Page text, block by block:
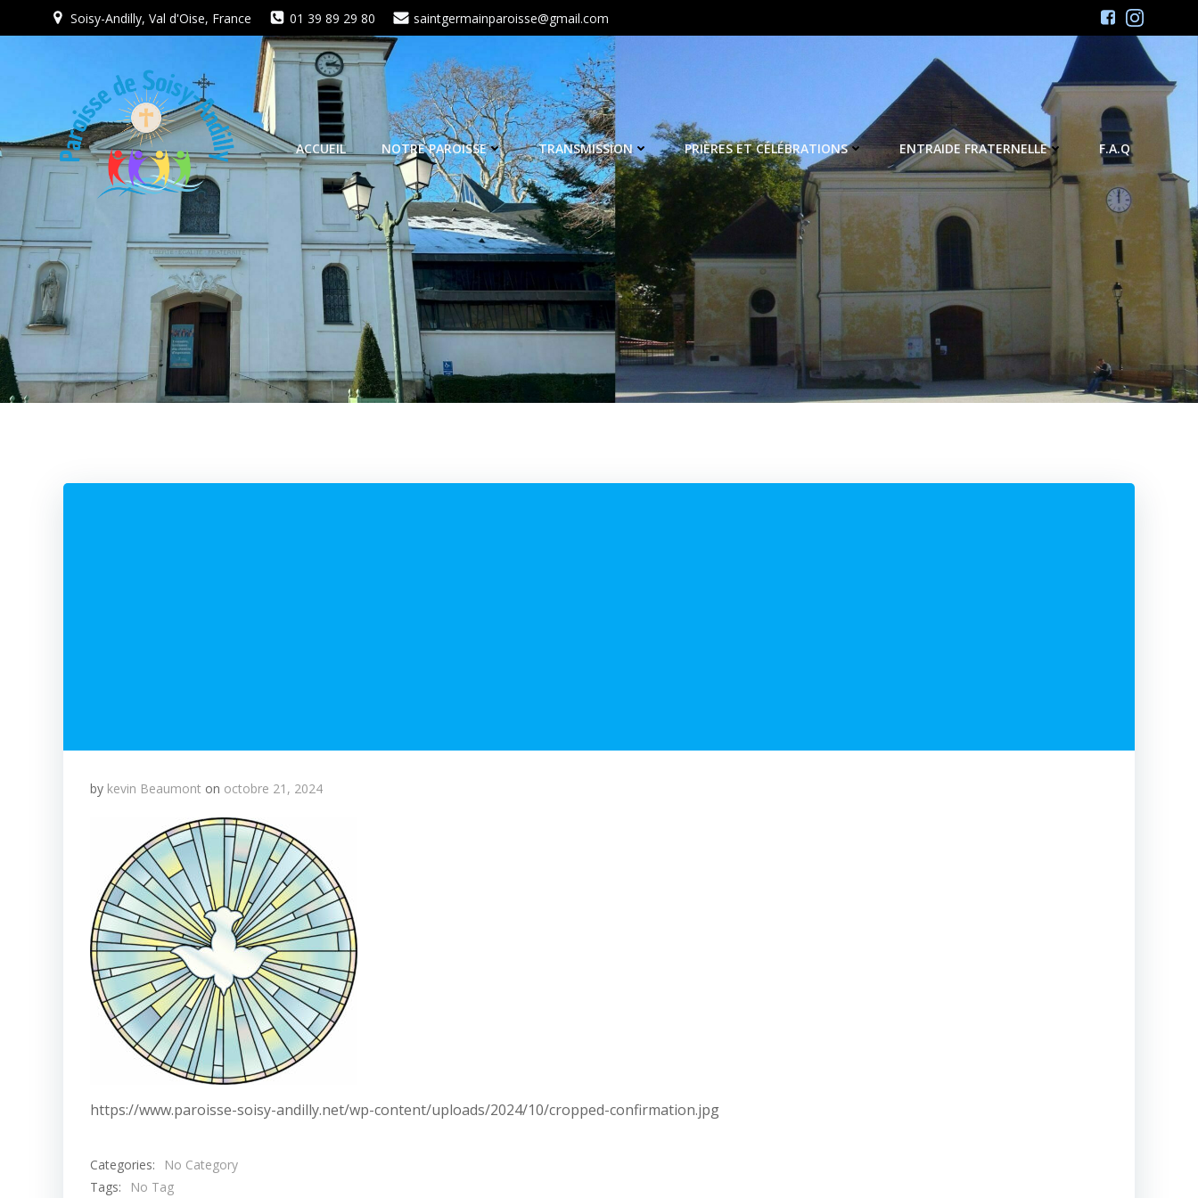
au
Soisy-Andilly, Val d'Oise, France 01 39 89 29 80 saintgermainparoisse@gmail.com
ACCUEIL NOTRE PAROISSE TRANSMISSION PRIÈRES ET CÉLÉBRATIONS ENTRAIDE FRATERNELLE F.A.Q
by kevin Beaumont on octobre 21, 2024
https://www.paroisse-soisy-andilly.net/wp-content/uploads/2024/10/cropped-confirmation.jpg
Categories:
No Category
Tags:
No Tag